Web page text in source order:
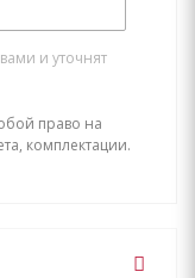
и уточнят
право на
комплектации.